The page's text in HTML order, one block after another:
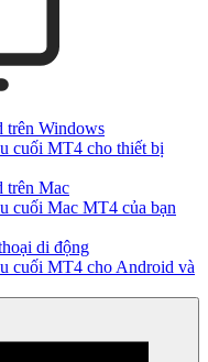
Windows
cuối MT4 cho thiết bị
trên Mac
cuối Mac MT4 của bạn
di động
cuối MT4 cho Android và